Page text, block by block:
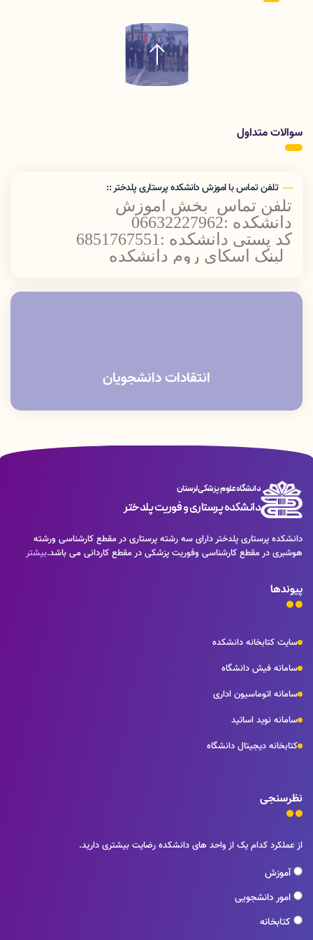
سوالات متداول
تلفن تماس با اموزش دانشکده پرستاری پلدختر ::
تلفن تماس بخش اموزش
دانشکده :06632227962
کد پستی دانشکده :6851767551
لینک اسکای روم دانشکده
ch/lums/poldokhtar.nursing
انتقادات دانشجویان
دانشگاه علوم پزشکی لرستان
دانشکده پرستاری و فوریت پلدختر
دانشکده پرستاری پلدختر دارای سه رشته پرستاری در مقطع کارشناسی ورشته
هوشبری در مقطع کارشناسی وفوریت پزشکی در مقطع کاردانی می باشد.بیشتر
پیوندها
سایت کتابخانه دانشکده
سامانه فیش دانشگاه
سامانه اتوماسیون اداری
سامانه نوید اساتید
کتابخانه دیجیتال دانشگاه
نظرسنجی
از عملکرد کدام یک از واحد های دانشکده رضایت بیشتری دارید.
آموزش
امور دانشجویی
کتابخانه